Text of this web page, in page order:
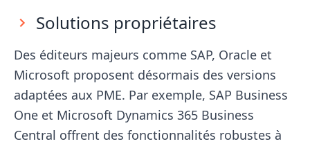
Solutions propriétaires
Des éditeurs majeurs comme SAP, Oracle et
Microsoft proposent désormais des versions
adaptées aux PME. Par exemple, SAP Business
One et Microsoft Dynamics 365 Business
Central offrent des fonctionnalités robustes à